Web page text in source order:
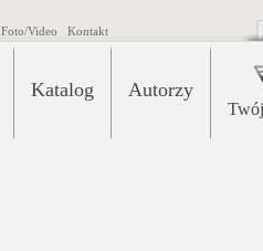
Foto/Video Kontakt
Katalog Autorzy